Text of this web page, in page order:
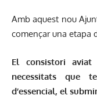
Amb aquest nou
començar una etapa
El consistori
necessitats que
d’essencial, el